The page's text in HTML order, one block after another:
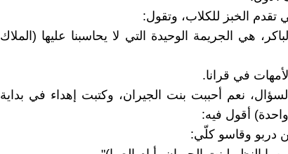
تقدم الخبز للكلاب، وتقول:
هي الجريمة الوحيدة التي لا يحاسبنا عليها (الملاك
في قرانا.
نعم أحببت بنت الجيران، وكتبت إهداء في بداية
أقول فيه:
دربو وقاسو كلّي: